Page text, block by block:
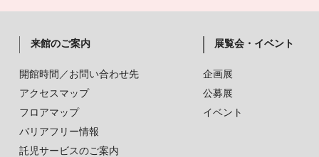
来館のご案内
開館時間／お問い合わせ先
アクセスマップ
フロアマップ
バリアフリー情報
託児サービスのご案内
展覧会・イベント
企画展
公募展
イベント